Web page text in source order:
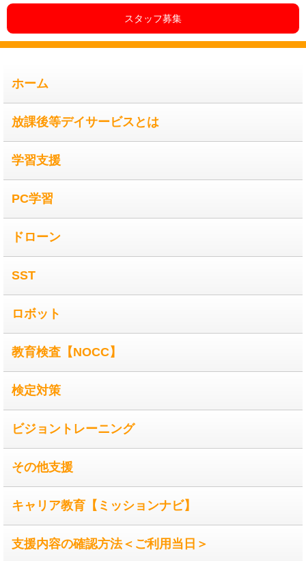
スタッフ募集
ホーム
放課後等デイサービスとは
学習支援
PC学習
ドローン
SST
ロボット
教育検査【NOCC】
検定対策
ビジョントレーニング
その他支援
キャリア教育【ミッションナビ】
支援内容の確認方法＜ご利用当日＞